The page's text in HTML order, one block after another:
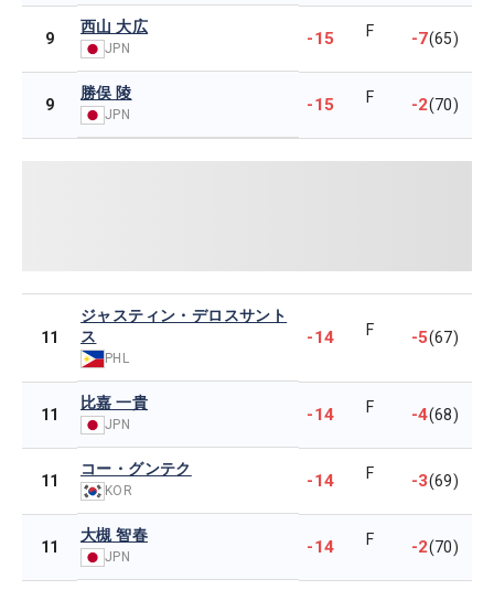
9
西山 大広
JPN -15 F -7(65)
9
勝俣 陵
JPN -15 F -2(70)
11
ジャスティン・デロスサント
ス
PHL
-14 F -5(67)
11
比嘉 一貴
JPN -14 F -4(68)
11
コー・グンテク
KOR -14 F -3(69)
11
大槻 智春
JPN -14 F -2(70)